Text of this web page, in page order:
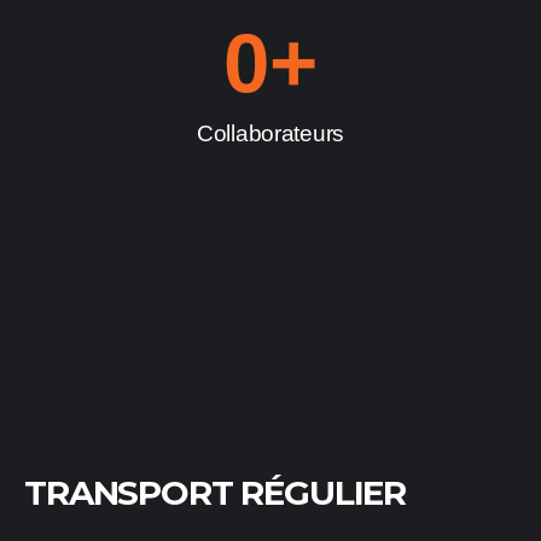
0+
Collaborateurs
TRANSPORT RÉGULIER​